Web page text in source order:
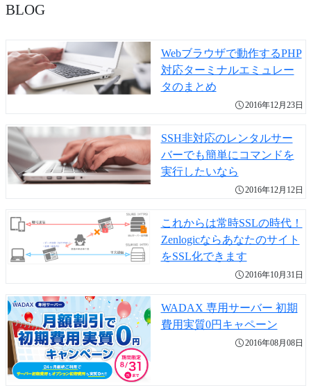
BLOG
Webブラウザで動作するPHP
対応ターミナルエミュレー
タのまとめ
2016年12月23日
SSH非対応のレンタルサー
バーでも簡単にコマンドを
実行したいなら
2016年12月12日
これからは常時SSLの時代！
Zenlogicならあなたのサイト
をSSL化できます
2016年10月31日
WADAX 専用サーバー 初期
費用実質0円キャペーン
2016年08月08日